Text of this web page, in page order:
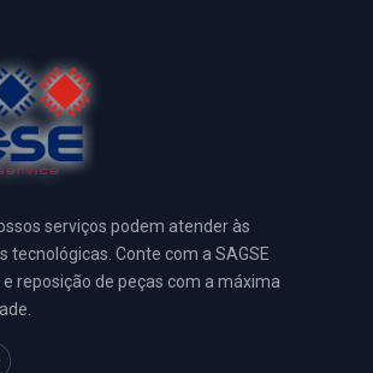
serviços podem atender às
tecnológicas. Conte com a SAGSE
reposição de peças com a máxima